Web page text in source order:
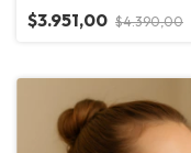
$3.951,00 $4.390,00